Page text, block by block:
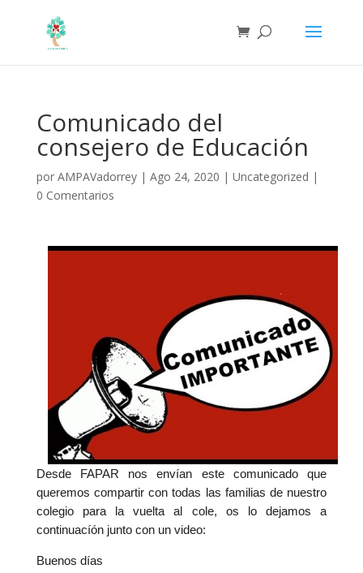
Comunicado del
consejero de Educación
por AMPAVadorrey| Ago 24, 2020 | Uncategorized |
0 Comentarios
Desde FAPAR nos envían este comunicado que
queremos compartir con todas las familias de nuestro
colegio para la vuelta al cole, os lo dejamos a
continuacíón junto con un video:
Buenos días